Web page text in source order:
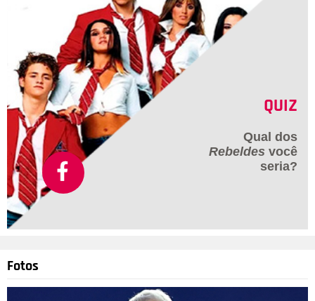
QUIZ
Qual dos
Rebeldes você
seria?
Fotos